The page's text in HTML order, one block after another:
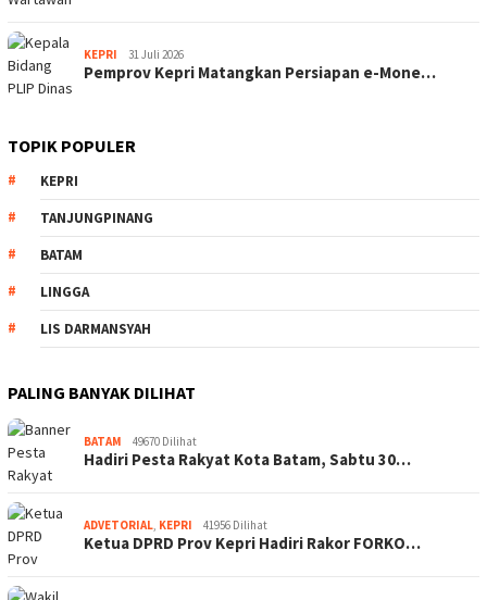
KEPRI 31 Juli 2026
Pemprov Kepri Matangkan Persiapan e-Mone…
TOPIK POPULER
KEPRI
TANJUNGPINANG
BATAM
LINGGA
LIS DARMANSYAH
PALING BANYAK DILIHAT
BATAM 49670 Dilihat
Hadiri Pesta Rakyat Kota Batam, Sabtu 30…
ADVETORIAL, KEPRI 41956 Dilihat
Ketua DPRD Prov Kepri Hadiri Rakor FORKO…